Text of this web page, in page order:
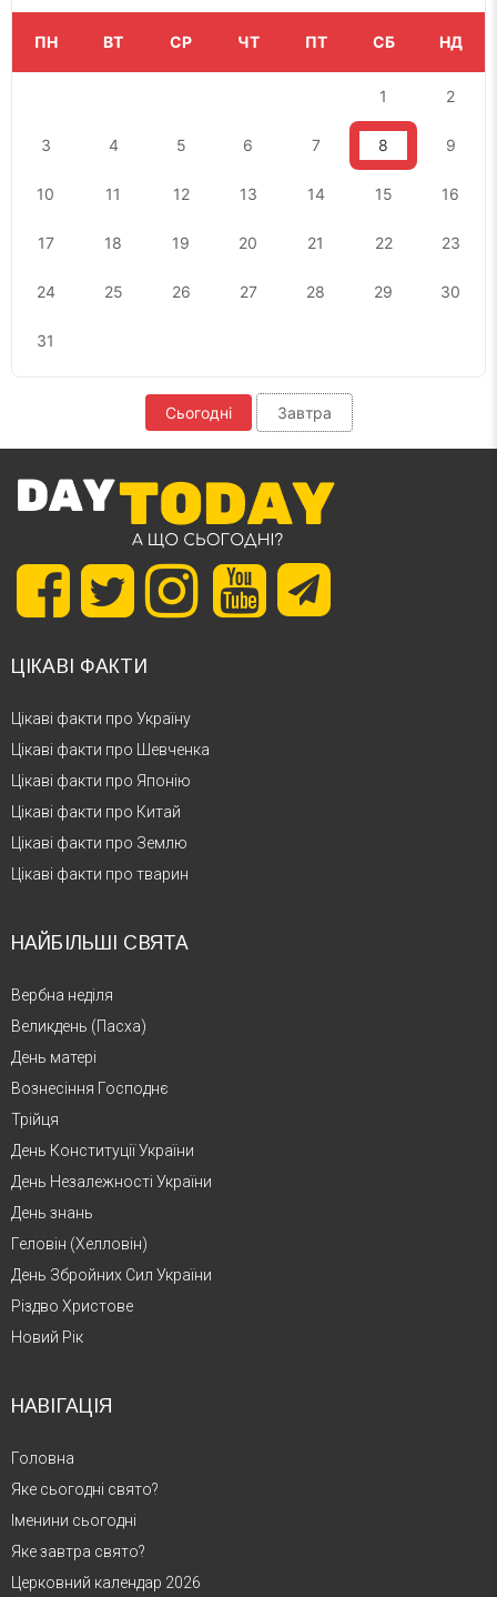
ПН ВТ СР ЧТ ПТ СБ НД
1 2
3 4 5 6 7 8 9
10 11 12 13 14 15 16
17 18 19 20 21 22 23
24 25 26 27 28 29 30
31
Сьогодні Завтра
ЦІКАВІ ФАКТИ
Цікаві факти про Україну
Цікаві факти про Шевченка
Цікаві факти про Японію
Цікаві факти про Китай
Цікаві факти про Землю
Цікаві факти про тварин
НАЙБІЛЬШІ СВЯТА
Вербна неділя
Великдень (Пасха)
День матері
Вознесіння Господнє
Трійця
День Конституції України
День Незалежності України
День знань
Геловін (Хелловін)
День Збройних Сил України
Різдво Христове
Новий Рік
НАВІГАЦІЯ
Головна
Яке сьогодні свято?
Іменини сьогодні
Яке завтра свято?
Церковний календар 2026